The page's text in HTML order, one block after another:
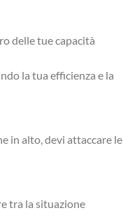
delle tue capacità
la tua efficienza e la
in alto, devi attaccare le
tra la situazione